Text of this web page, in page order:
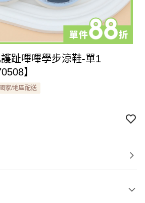
趾嗶嗶學步涼鞋-單1
】
國家/地區配送